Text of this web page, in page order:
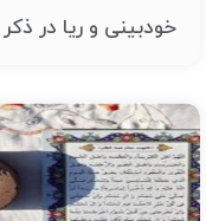
خودبینی و ریا در ذکر